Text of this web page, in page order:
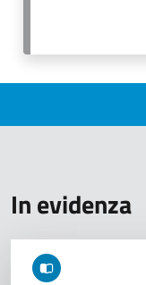
In evidenza